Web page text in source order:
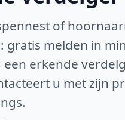
of
gratis melden in
een erkende
u met zijn